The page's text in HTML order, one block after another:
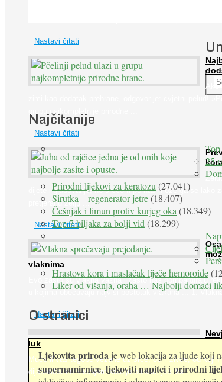
Nastavi čitati
Ako
grupu najkompletnije prirodne ...
Nastavi čitati
dijete i gladovanje, no srećom po nas može ga se lako
pretjeranu želju ...
Nastavi čitati
vlaknima
Evo zašto su vlakna važna i zašto nas bombardiraju
u kojima obećavaju najviši postotak vlakana ... 1.
Nastavi čitati
luk
Muče li vas tegobe vezane uz srce, oči i živce, od kojih
dijabetičara u kasnijem stadiju bolesti, jabuke ...
Najčitanije
25
Prirodni lijekovi za keratozu (27.041)
Sirutka – regenerator jetre(18.407)
Češnjak i limun protiv kurjeg oka (18.349)
Top 7 biljaka za bolji vid (18.299)
Hrastova kora i maslačak liječe hemoroide
Liker od višanja, oraha … Najbolji domaći
O stranici
Ljekovita prirodaje web lokacija za ljude koji
supernamirnice,ljekoviti napitciiprirodni